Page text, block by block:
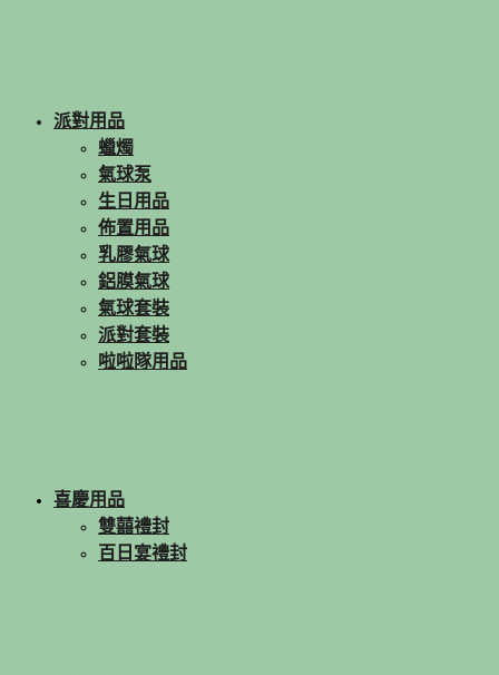
派對用品
蠟燭
氣球泵
生日用品
佈置用品
乳膠氣球
鋁膜氣球
氣球套裝
派對套裝
啦啦隊用品
喜慶用品
雙囍禮封
百日宴禮封